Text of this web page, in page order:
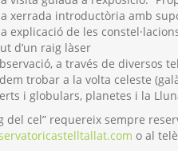
xerrada introductòria amb
explicació de les
d’un raig làser
a través de diversos
trobar a la volta celeste
i globulars, planetes i la
del cel” requereix sempre
o al